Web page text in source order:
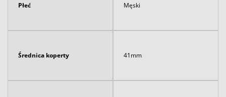
Płeć Męski
Średnica koperty 41mm